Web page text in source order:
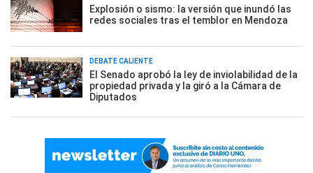
Explosión o sismo: la versión que inundó las
redes sociales tras el temblor en Mendoza
DEBATE CALIENTE
El Senado aprobó la ley de inviolabilidad de la
propiedad privada y la giró a la Cámara de
Diputados